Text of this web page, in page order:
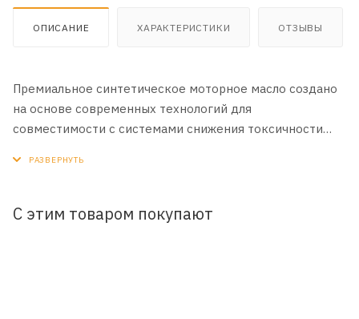
ОПИСАНИЕ ХАРАКТЕРИСТИКИ ОТЗЫВЫ
Премиальное синтетическое моторное масло создано
на основе современных технологий для
совместимости с системами снижения токсичности
ПРИМЕНЕНИЕ:
С этим товаром покупают